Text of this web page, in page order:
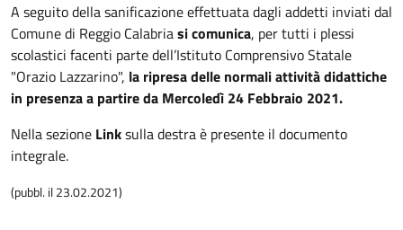
A seguito della sanificazione effettuata dagli addetti inviati dal
Comune di Reggio Calabriasi comunica, per tutti i plessi
scolastici facenti parte dell’Istituto Comprensivo Statale
"Orazio Lazzarino", la ripresa delle normali attività didattiche
in presenza a partire da Mercoledì 24 Febbraio 2021.
Nella sezione Linksulla destra è presente il documento
integrale.
(pubbl. il 23.02.2021)